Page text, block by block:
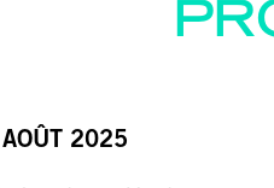
2025